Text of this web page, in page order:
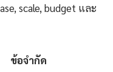
scale, budget และ
ข้อจำกัด